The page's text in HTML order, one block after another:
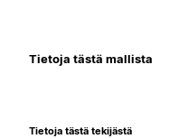
Tietoja tästä mallista
Tietoja tästä tekijästä